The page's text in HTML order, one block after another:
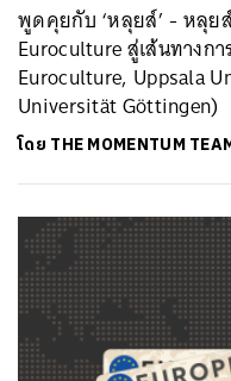
พูดคุยกับ ‘หลุยส์’ - หลุย
Euroculture สู่เส้นทางก
Euroculture, Uppsala
Universität Göttingen)
โดย THE MOMENTUM